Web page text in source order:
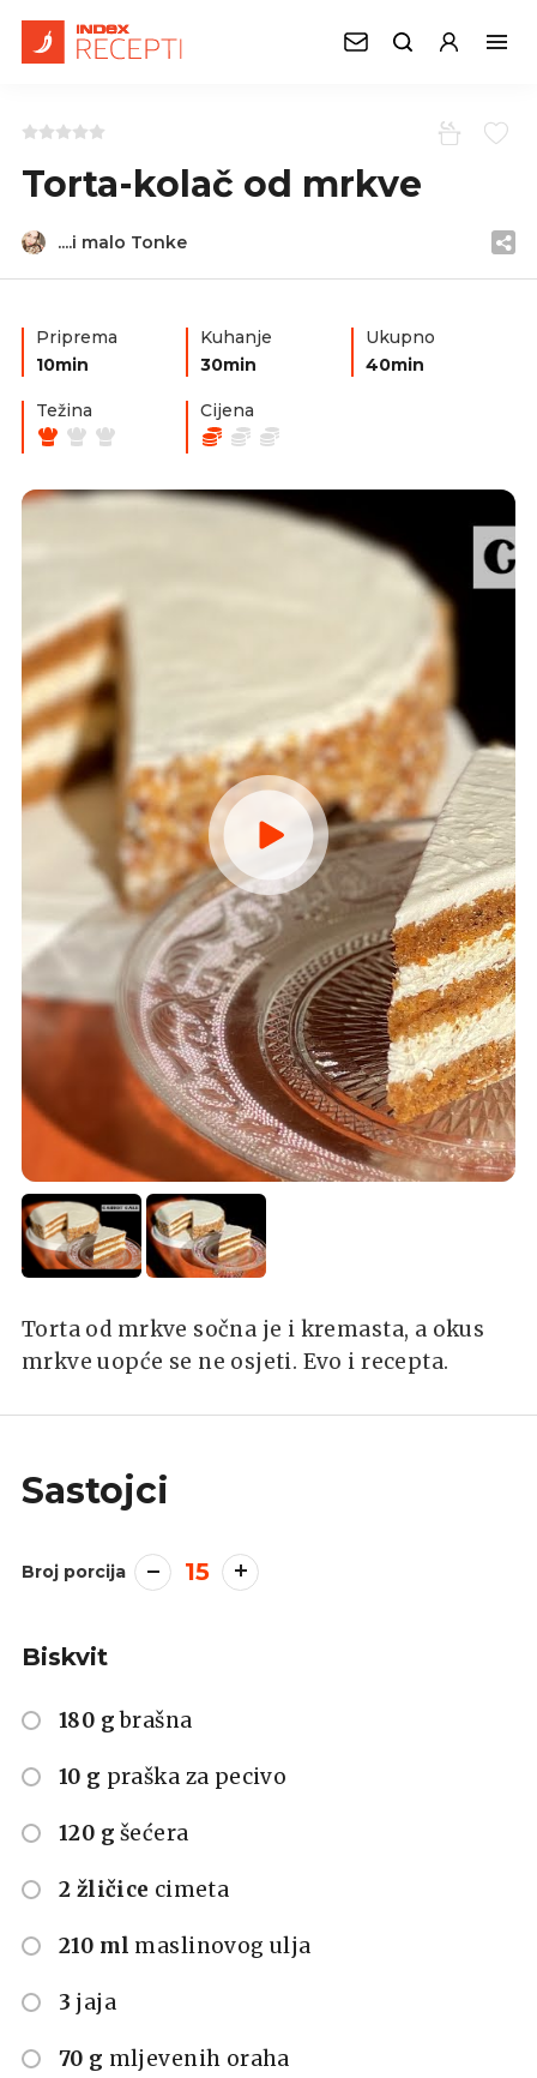
Torta-kolač od mrkve
....i malo Tonke
Priprema
10min
Kuhanje
30min
Ukupno
40min
Težina Cijena
Torta od mrkve sočna je i kremasta, a okus
mrkve uopće se ne osjeti. Evo i recepta.
Sastojci
Broj porcija 15
Biskvit
180 g brašna
10 g praška za pecivo
120 g šećera
2 žličice cimeta
210 ml maslinovog ulja
3 jaja
70 g mljevenih oraha